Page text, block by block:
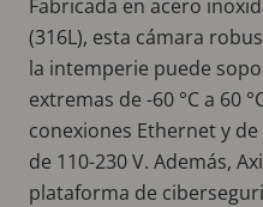
Fabricada en acero
(316L), esta cámara
la intemperie puede
extremas de -60 °C a 60
conexiones Ethernet y
de 110-230 V. Además,
plataforma de